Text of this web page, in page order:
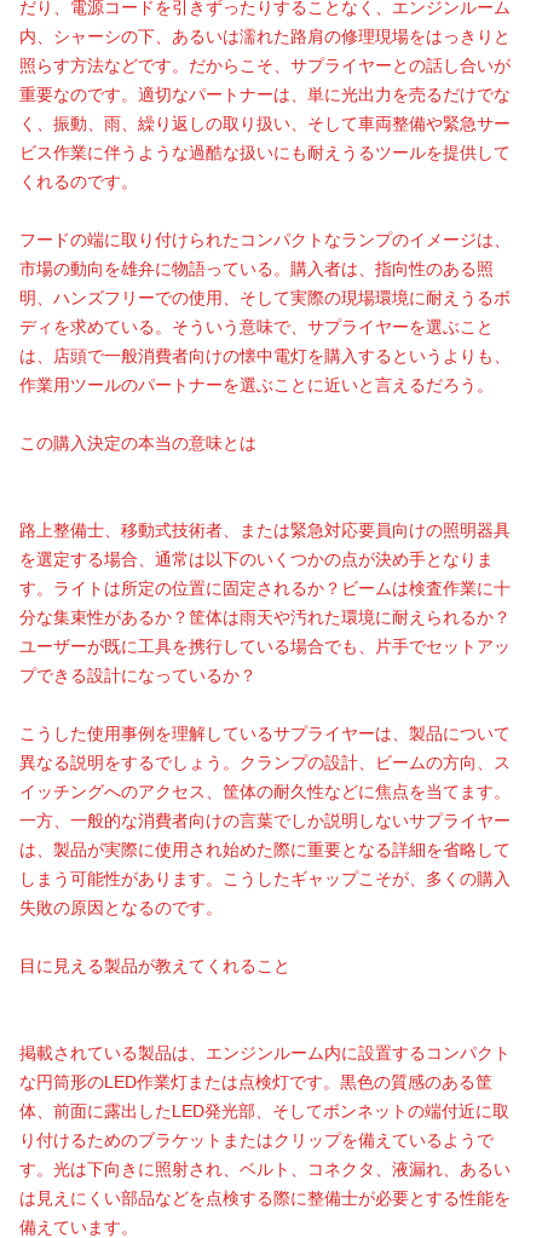
だり、電源コードを引きずったりすることなく、エンジンルーム
内、シャーシの下、あるいは濡れた路肩の修理現場をはっきりと
照らす方法などです。だからこそ、サプライヤーとの話し合いが
重要なのです。適切なパートナーは、単に光出力を売るだけでな
く、振動、雨、繰り返しの取り扱い、そして車両整備や緊急サー
ビス作業に伴うような過酷な扱いにも耐えうるツールを提供して
くれるのです。
フードの端に取り付けられたコンパクトなランプのイメージは、
市場の動向を雄弁に物語っている。購入者は、指向性のある照
明、ハンズフリーでの使用、そして実際の現場環境に耐えうるボ
ディを求めている。そういう意味で、サプライヤーを選ぶこと
は、店頭で一般消費者向けの懐中電灯を購入するというよりも、
作業用ツールのパートナーを選ぶことに近いと言えるだろう。
この購入決定の本当の意味とは
路上整備士、移動式技術者、または緊急対応要員向けの照明器具
を選定する場合、通常は以下のいくつかの点が決め手となりま
す。ライトは所定の位置に固定されるか？ビームは検査作業に十
分な集束性があるか？筐体は雨天や汚れた環境に耐えられるか？
ユーザーが既に工具を携行している場合でも、片手でセットアッ
プできる設計になっているか？
こうした使用事例を理解しているサプライヤーは、製品について
異なる説明をするでしょう。クランプの設計、ビームの方向、ス
イッチングへのアクセス、筐体の耐久性などに焦点を当てます。
一方、一般的な消費者向けの言葉でしか説明しないサプライヤー
は、製品が実際に使用され始めた際に重要となる詳細を省略して
しまう可能性があります。こうしたギャップこそが、多くの購入
失敗の原因となるのです。
目に見える製品が教えてくれること
掲載されている製品は、エンジンルーム内に設置するコンパクト
な円筒形のLED作業灯または点検灯です。黒色の質感のある筐
体、前面に露出したLED発光部、そしてボンネットの端付近に取
り付けるためのブラケットまたはクリップを備えているようで
す。光は下向きに照射され、ベルト、コネクタ、液漏れ、あるい
は見えにくい部品などを点検する際に整備士が必要とする性能を
備えています。